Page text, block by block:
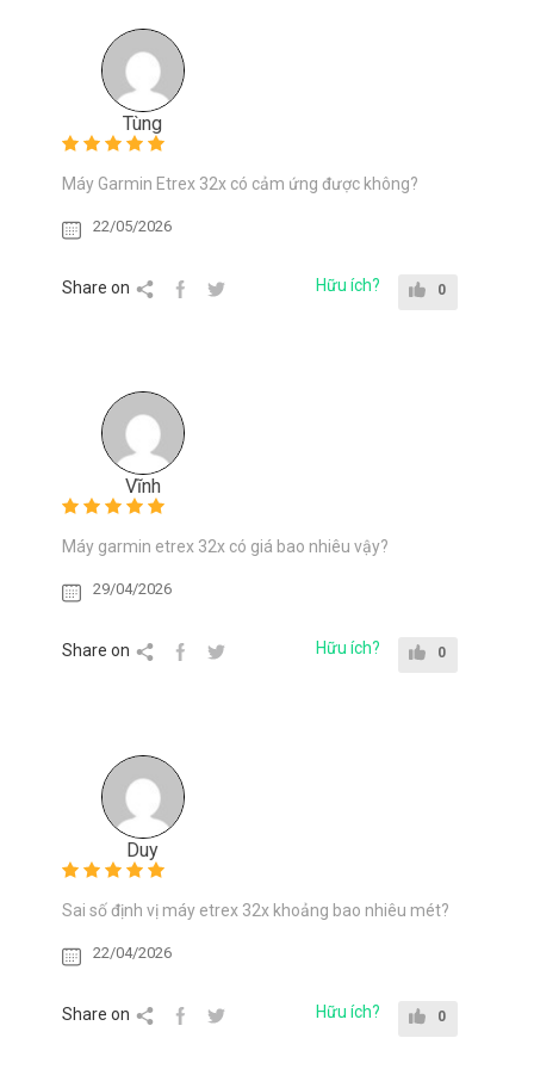
Tùng
Máy Garmin Etrex 32x có cảm ứng được không?
22/05/2026
Share on Hữu ích? 0
Vĩnh
Máy garmin etrex 32x có giá bao nhiêu vậy?
29/04/2026
Share on Hữu ích? 0
Duy
Sai số định vị máy etrex 32x khoảng bao nhiêu mét?
22/04/2026
Share on Hữu ích? 0